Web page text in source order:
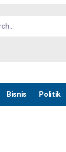
Bisnis Politik